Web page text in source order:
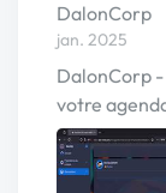
DalonCorp
jan. 2025
DalonCorp
votre